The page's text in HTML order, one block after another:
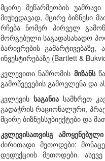
მცირე მეწარმეობის
მიუხედავად, მცირე ბიზნესი
რჩება ნომერ პირველ
მორგებული საგადასახადო
ბარიერების გამარტივებაზე,
ინვესტირებაზე (Bartlett &
კვლევითი ნაშრომის მიზანს
გამოწვევების გამოვლენა და
კვლევის საგანიასამხრეთ
გადაჭრის რაციონალური,
მცირე ბიზნეს­­სუ­ბიექტები და
კვლევისათვისგ
ძირითადი მეთოდები:
დედუქციის მეთოდები.